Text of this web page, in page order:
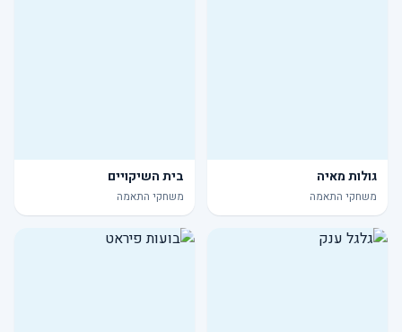
גולות מאיה
משחקי התאמה
בית השיקויים
משחקי התאמה